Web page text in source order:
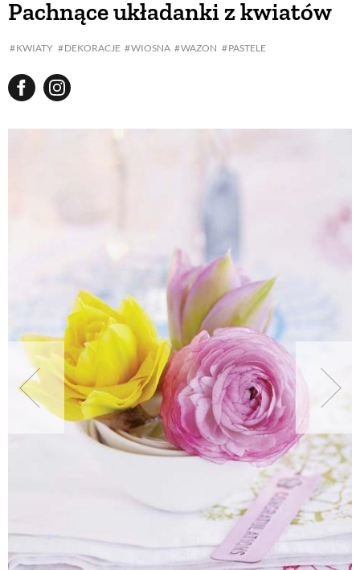
Pachnące układanki z kwiatów
KWIATY DEKORACJE WIOSNA WAZON PASTELE
BUDUJEMY DOM
PORADY
ZIELEŃ W DOMU
PROJEKTOWANIE OGRODU
NATURALNIE
URODA
NATURALNA APTECZKA
DLA DOMU